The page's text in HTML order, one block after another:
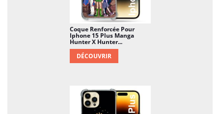
Coque Renforcée Pour
Iphone 15 Plus Manga
Hunter X Hunter...
DÉCOUVRIR